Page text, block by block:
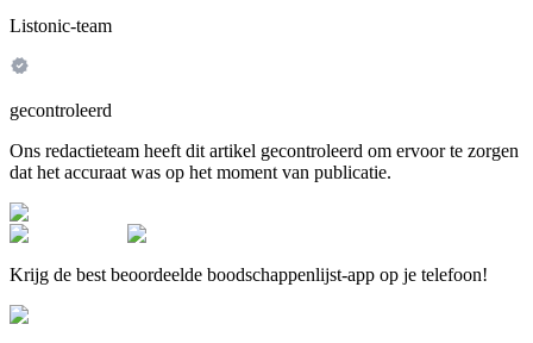
Listonic-team
gecontroleerd
Ons redactieteam heeft dit artikel gecontroleerd om ervoor te zorgen
dat het accuraat was op het moment van publicatie.
Krijg de best beoordeelde boodschappenlijst-app op je telefoon!